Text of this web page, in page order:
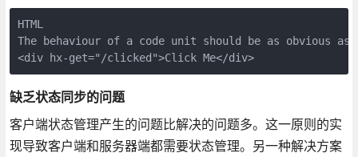
HTML
The behaviour of a code unit should be as obvious
<div hx-get="/clicked">Click Me</div>
缺乏状态同步的问题
客户端状态管理产生的问题比解决的问题多。这一原则的实
现导致客户端和服务器端都需要状态管理。另一种解决方案